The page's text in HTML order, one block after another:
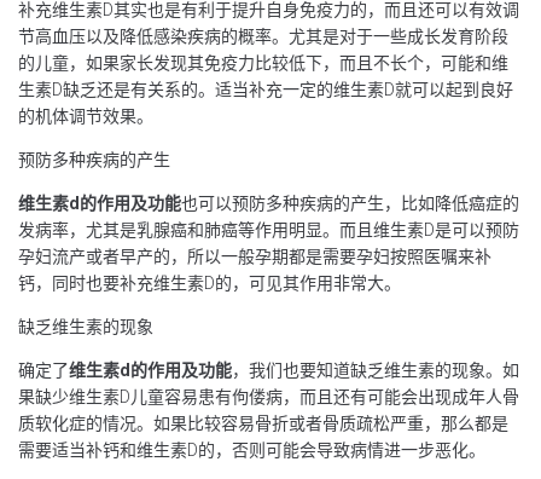
补充维生素D其实也是有利于提升自身免疫力的，而且还可以有效调
节高血压以及降低感染疾病的概率。尤其是对于一些成长发育阶段
的儿童，如果家长发现其免疫力比较低下，而且不长个，可能和维
生素D缺乏还是有关系的。适当补充一定的维生素D就可以起到良好
的机体调节效果。
预防多种疾病的产生
维生素d的作用及功能也可以预防多种疾病的产生，比如降低癌症的
发病率，尤其是乳腺癌和肺癌等作用明显。而且维生素D是可以预防
孕妇流产或者早产的，所以一般孕期都是需要孕妇按照医嘱来补
钙，同时也要补充维生素D的，可见其作用非常大。
缺乏维生素的现象
确定了维生素d的作用及功能，我们也要知道缺乏维生素的现象。如
果缺少维生素D儿童容易患有佝偻病，而且还有可能会出现成年人骨
质软化症的情况。如果比较容易骨折或者骨质疏松严重，那么都是
需要适当补钙和维生素D的，否则可能会导致病情进一步恶化。